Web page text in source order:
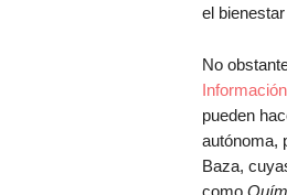
el
No
pueden
autónoma,
Baza,
como